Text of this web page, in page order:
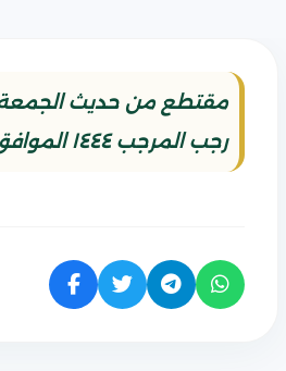
رجب المرجب ١٤٤٤ الموافق ٢٧/ ١/ ٢٠٢٣